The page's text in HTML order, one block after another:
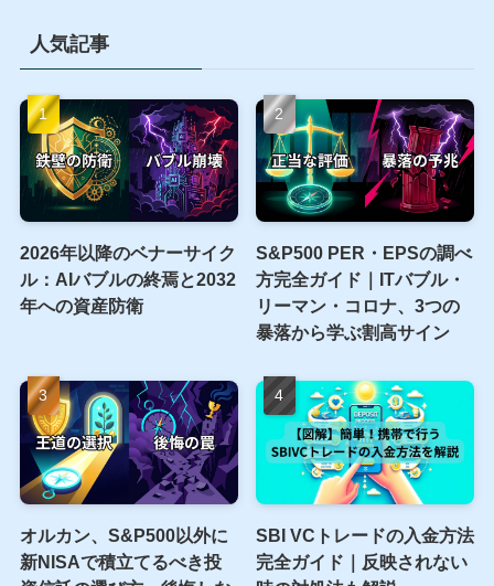
人気記事
2026年以降のベナーサイク
ル：AIバブルの終焉と2032
年への資産防衛
S&P500 PER・EPSの調べ
方完全ガイド｜ITバブル・
リーマン・コロナ、3つの
暴落から学ぶ割高サイン
オルカン、S&P500以外に
新NISAで積立てるべき投
SBI VCトレードの入金方法
完全ガイド｜反映されない